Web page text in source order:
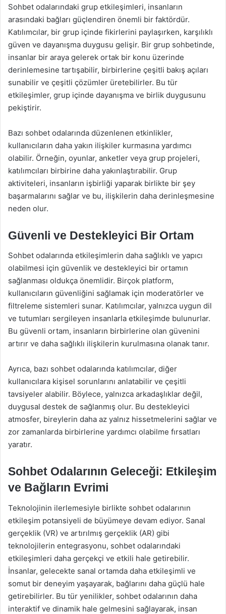
Sohbet odalarındaki grup etkileşimleri, insanların
arasındaki bağları güçlendiren önemli bir faktördür.
Katılımcılar, bir grup içinde fikirlerini paylaşırken, karşılıklı
güven ve dayanışma duygusu gelişir. Bir grup sohbetinde,
insanlar bir araya gelerek ortak bir konu üzerinde
derinlemesine tartışabilir, birbirlerine çeşitli bakış açıları
sunabilir ve çeşitli çözümler üretebilirler. Bu tür
etkileşimler, grup içinde dayanışma ve birlik duygusunu
pekiştirir.
Bazı sohbet odalarında düzenlenen etkinlikler,
kullanıcıların daha yakın ilişkiler kurmasına yardımcı
olabilir. Örneğin, oyunlar, anketler veya grup projeleri,
katılımcıları birbirine daha yakınlaştırabilir. Grup
aktiviteleri, insanların işbirliği yaparak birlikte bir şey
başarmalarını sağlar ve bu, ilişkilerin daha derinleşmesine
neden olur.
Güvenli ve Destekleyici Bir Ortam
Sohbet odalarında etkileşimlerin daha sağlıklı ve yapıcı
olabilmesi için güvenlik ve destekleyici bir ortamın
sağlanması oldukça önemlidir. Birçok platform,
kullanıcıların güvenliğini sağlamak için moderatörler ve
filtreleme sistemleri sunar. Katılımcılar, yalnızca uygun dil
ve tutumları sergileyen insanlarla etkileşimde bulunurlar.
Bu güvenli ortam, insanların birbirlerine olan güvenini
artırır ve daha sağlıklı ilişkilerin kurulmasına olanak tanır.
Ayrıca, bazı sohbet odalarında katılımcılar, diğer
kullanıcılara kişisel sorunlarını anlatabilir ve çeşitli
tavsiyeler alabilir. Böylece, yalnızca arkadaşlıklar değil,
duygusal destek de sağlanmış olur. Bu destekleyici
atmosfer, bireylerin daha az yalnız hissetmelerini sağlar ve
zor zamanlarda birbirlerine yardımcı olabilme fırsatları
yaratır.
Sohbet Odalarının Geleceği: Etkileşim
ve Bağların Evrimi
Teknolojinin ilerlemesiyle birlikte sohbet odalarının
etkileşim potansiyeli de büyümeye devam ediyor. Sanal
gerçeklik (VR) ve artırılmış gerçeklik (AR) gibi
teknolojilerin entegrasyonu, sohbet odalarındaki
etkileşimleri daha gerçekçi ve etkili hale getirebilir.
İnsanlar, gelecekte sanal ortamda daha etkileşimli ve
somut bir deneyim yaşayarak, bağlarını daha güçlü hale
getirebilirler. Bu tür yenilikler, sohbet odalarının daha
interaktif ve dinamik hale gelmesini sağlayarak, insan